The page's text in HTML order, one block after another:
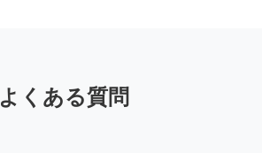
よくある質問